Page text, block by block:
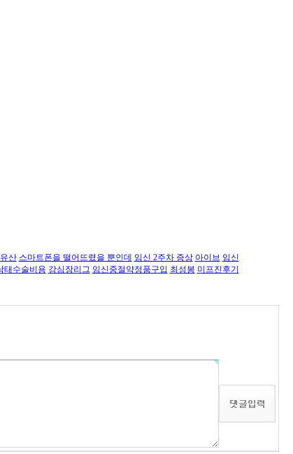
산 스마트폰을 떨어뜨렸을 뿐인데 임신 2주차 증상 아이브 임신
태수술비용 강심장리그 임신중절약정품구입 최성봉 미­프진후기